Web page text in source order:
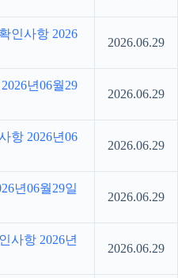
인사항 2026
2026.06.29
년06월29
2026.06.29
항 2026년06
2026.06.29
년06월29일
2026.06.29
사항 2026년
2026.06.29